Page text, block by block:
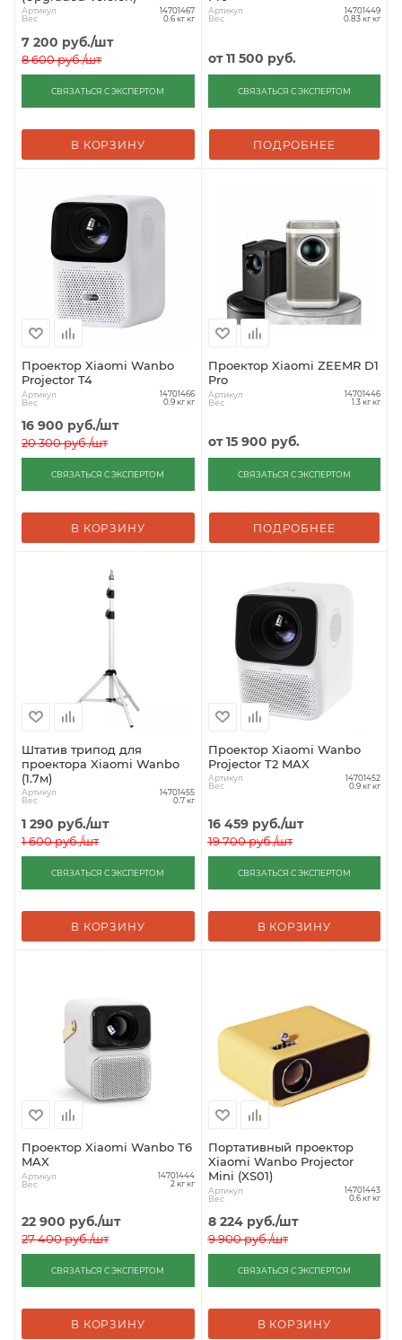
Артикул 14701467
Вес 0.6 кг кг
7 200 руб./шт
8 600руб./шт
СВЯЗАТЬСЯ С ЭКСПЕРТОМ
В КОРЗИНУ
Артикул 14701449
Вес 0.83 кг кг
от11 500 руб.
СВЯЗАТЬСЯ С ЭКСПЕРТОМ
ПОДРОБНЕЕ
Проектор Xiaomi Wanbo
Projector T4
Артикул 14701466
Вес 0.9 кг кг
16 900 руб./шт
20 300руб./шт
СВЯЗАТЬСЯ С ЭКСПЕРТОМ
В КОРЗИНУ
Проектор Xiaomi ZEEMR D1
Pro
Артикул 14701446
Вес 1.3 кг кг
от15 900 руб.
СВЯЗАТЬСЯ С ЭКСПЕРТОМ
ПОДРОБНЕЕ
Штатив трипод для
проектора Xiaomi Wanbo
(1.7м)
Артикул 14701455
Вес 0.7 кг
1 290 руб./шт
1 600руб./шт
СВЯЗАТЬСЯ С ЭКСПЕРТОМ
В КОРЗИНУ
Проектор Xiaomi Wanbo
Projector T2 MAX
Артикул 14701452
Вес 0.9 кг кг
16 459руб./шт
19 700руб./шт
СВЯЗАТЬСЯ С ЭКСПЕРТОМ
В КОРЗИНУ
Проектор Xiaomi Wanbo T6
MAX
Артикул 14701444
Вес 2 кг кг
22 900 руб./шт
27 400руб./шт
СВЯЗАТЬСЯ С ЭКСПЕРТОМ
В КОРЗИНУ
Портативный проектор
Xiaomi Wanbo Projector
Mini (XS01)
Артикул 14701443
Вес 0.6 кг кг
8 224руб./шт
9 900руб./шт
СВЯЗАТЬСЯ С ЭКСПЕРТОМ
В КОРЗИНУ